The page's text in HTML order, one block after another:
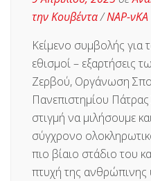
την Κουβέντα/ΝΑΡ-νΚΑ
Κείμενο συμβολής για
εθισμοί –
Ζερβού, Οργάνωση
Πανεπιστημίου
στιγμή να μιλήσουμε
σύγχρονο
πιο βίαιο στάδιο του
πτυχή της ανθρώπινης